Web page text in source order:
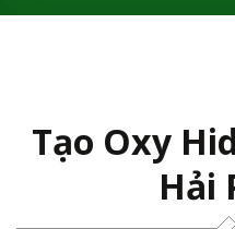
Tạo Oxy
Hải